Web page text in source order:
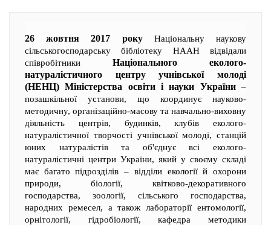
26 жовтня 2017 рокуНаціональну наукову
сільськогосподарську бібліотеку НААН відвідали
співробітники Національного еколого-
натуралістичного центру учнівської молоді
(НЕНЦ) Міністерства освіти і науки України–
позашкільної установи, що координує науково-
методичну, організаційно-масову та навчально-виховну
діяльність центрів, будинків, клубів еколого-
натуралістичної творчості учнівської молоді, станцій
юних натуралістів та об'єднує всі еколого-
натуралістичні центри України, який у своєму складі
має багато підрозділів – відділи екології й охорони
природи, біології, квітково-декоративного
господарства, зоології, сільського господарства,
народних ремесел, а також лабораторії ентомології,
орнітології, гідробіології, кафедра методики